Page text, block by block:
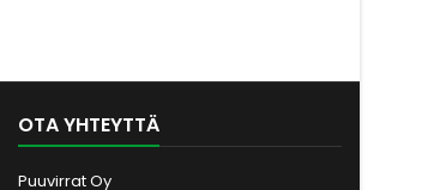
OTA YHTEYTTÄ
Puuvirrat Oy